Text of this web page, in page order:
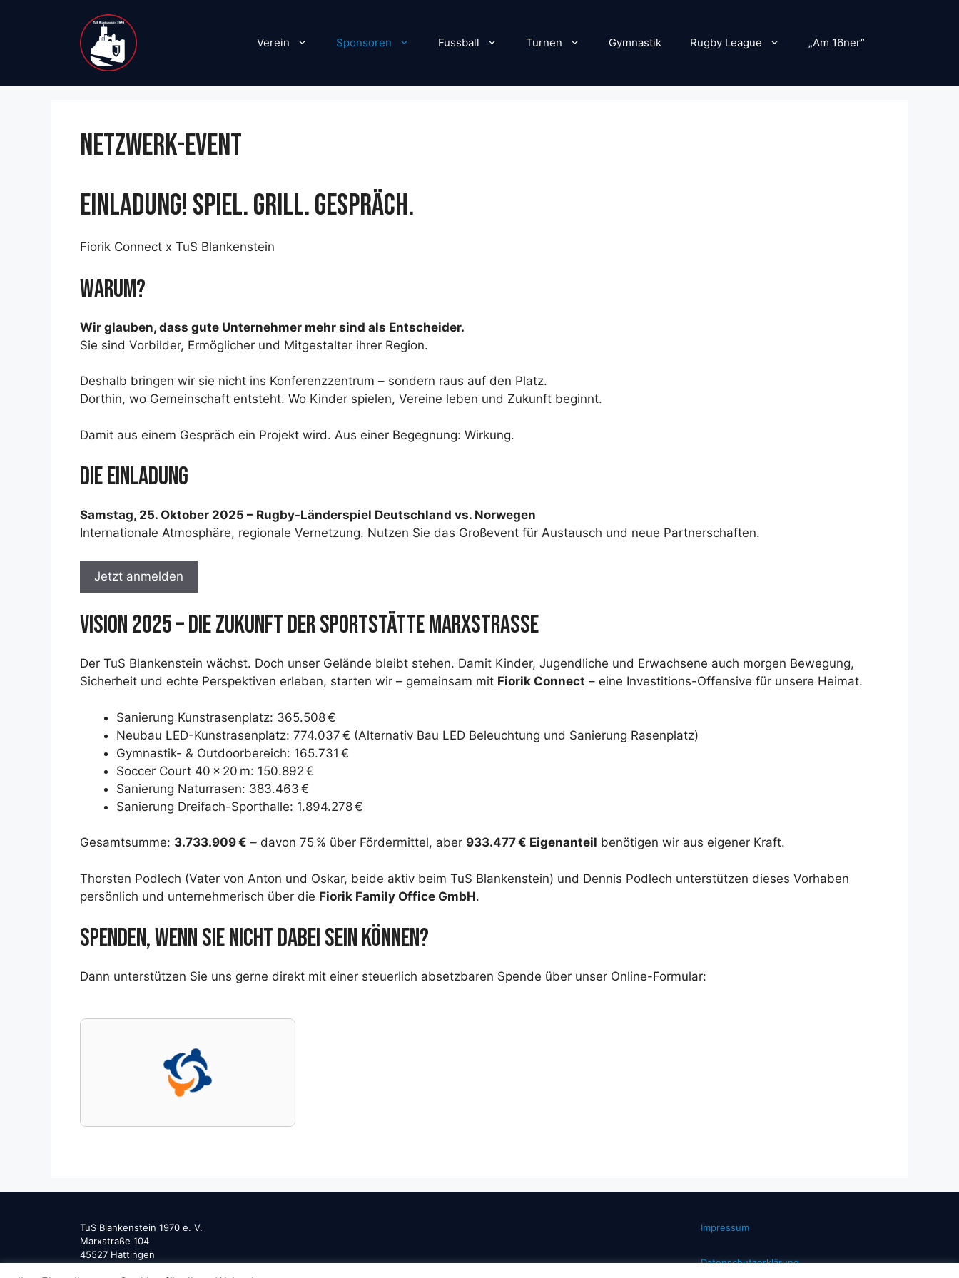
Verein Sponsoren Fussball Turnen Gymnastik Rugby League „Am 16ner“
NETZWERK-EVENT
EINLADUNG! SPIEL. GRILL. GESPRÄCH.
Fiorik Connect x TuS Blankenstein
WARUM?
Wir glauben, dass gute Unternehmer mehr sind als Entscheider.
Sie sind Vorbilder, Ermöglicher und Mitgestalter ihrer Region.
Deshalb bringen wir sie nicht ins Konferenzzentrum – sondern raus auf den Platz.
Dorthin, wo Gemeinschaft entsteht. Wo Kinder spielen, Vereine leben und Zukunft beginnt.
Damit aus einem Gespräch ein Projekt wird. Aus einer Begegnung: Wirkung.
DIE EINLADUNG
Samstag, 25. Oktober 2025 – Rugby-Länderspiel Deutschland vs. Norwegen
Internationale Atmosphäre, regionale Vernetzung. Nutzen Sie das Großevent für Austausch und neue Partnerschaften.
Jetzt anmelden
VISION 2025 – DIE ZUKUNFT DER SPORTSTÄTTE MARXSTRASSE
Der TuS Blankenstein wächst. Doch unser Gelände bleibt stehen. Damit Kinder, Jugendliche und Erwachsene auch morgen Bewegung,
Sicherheit und echte Perspektiven erleben, starten wir – gemeinsam mit Fiorik Connect – eine Investitions-Offensive für unsere Heimat.
Sanierung Kunstrasenplatz: 365.508 €
Neubau LED-Kunstrasenplatz: 774.037 € (Alternativ Bau LED Beleuchtung und Sanierung Rasenplatz)
Gymnastik- & Outdoorbereich: 165.731 €
Soccer Court 40 × 20 m: 150.892 €
Sanierung Naturrasen: 383.463 €
Sanierung Dreifach-Sporthalle: 1.894.278 €
Gesamtsumme: 3.733.909 € – davon 75 % über Fördermittel, aber 933.477 € Eigenanteil benötigen wir aus eigener Kraft.
Thorsten Podlech (Vater von Anton und Oskar, beide aktiv beim TuS Blankenstein) und Dennis Podlech unterstützen dieses Vorhaben
persönlich und unternehmerisch über die Fiorik Family Office GmbH.
SPENDEN, WENN SIE NICHT DABEI SEIN KÖNNEN?
Dann unterstützen Sie uns gerne direkt mit einer steuerlich absetzbaren Spende über unser Online-Formular:
TuS Blankenstein 1970 e. V.
Marxstraße 104
45527 Hattingen
Impressum
Datenschutzerklärung